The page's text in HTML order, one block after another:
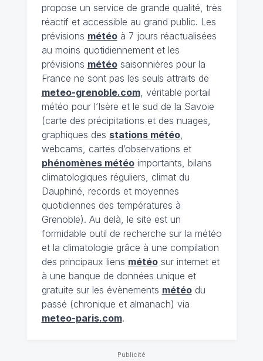
propose un service de grande qualité, très
réactif et accessible au grand public. Les
prévisions météoà 7 jours réactualisées
au moins quotidiennement et les
prévisions météosaisonnières pour la
France ne sont pas les seuls attraits de
meteo-grenoble.com, véritable portail
météo pour l’Isère et le sud de la Savoie
(carte des précipitations et des nuages,
graphiques des stations météo,
webcams, cartes d’observations et
phénomènes météoimportants, bilans
climatologiques réguliers, climat du
Dauphiné, records et moyennes
quotidiennes des températures à
Grenoble). Au delà, le site est un
formidable outil de recherche sur la météo
et la climatologie grâce à une compilation
des principaux liens météosur internet et
à une banque de données unique et
gratuite sur les évènements météodu
passé (chronique et almanach) via
meteo-paris.com.